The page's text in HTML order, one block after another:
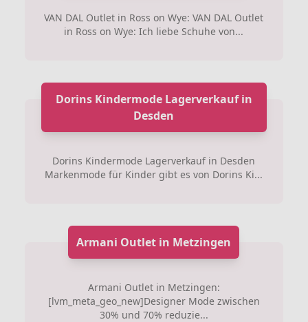
VAN DAL Outlet in Ross on Wye: VAN DAL Outlet
in Ross on Wye: Ich liebe Schuhe von...
Dorins Kindermode Lagerverkauf in
Desden
Dorins Kindermode Lagerverkauf in Desden
Markenmode für Kinder gibt es von Dorins Ki...
Armani Outlet in Metzingen
Armani Outlet in Metzingen:
[lvm_meta_geo_new]Designer Mode zwischen
30% und 70% reduzie...